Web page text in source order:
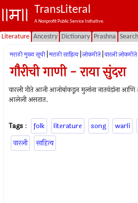
TransLiteral
A Nonprofit Public Service Initiative.
Literature Ancestry Dictionary Prashna Search
मराठी मुख्य सूची मराठी साहित्य लोकगीते वारली लोकगीते
गौरीची गाणी - राया सुंदरा
वारली गीते आजी आजोबांकडून मुलांना नातवंडांना आणि
आलेली असतात.
Tags : folk literature song warli
वारली
साहित्य